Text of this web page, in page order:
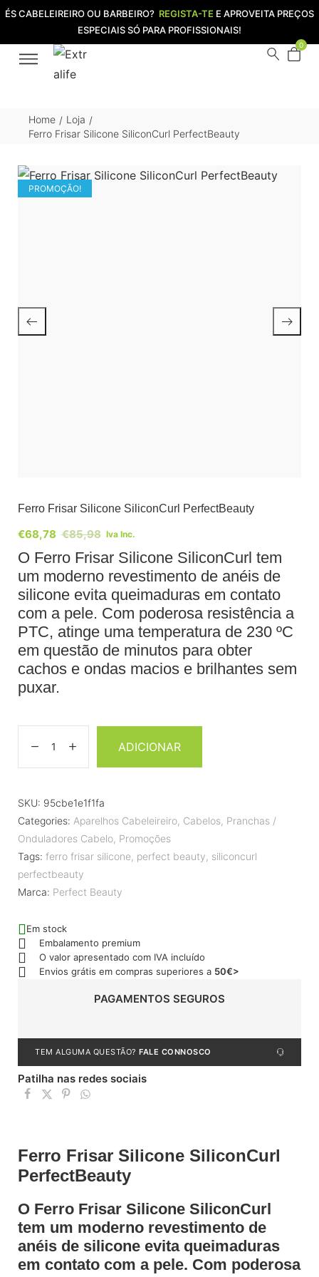
ÉS CABELEIREIRO OU BARBEIRO? REGISTA-TE E APROVEITA PREÇOS
ESPECIAIS SÓ PARA PROFISSIONAIS!
0
Home / Loja /
Ferro Frisar Silicone SiliconCurl PerfectBeauty
PROMOÇÃO!
Ferro Frisar Silicone SiliconCurl PerfectBeauty
€85,98
€68,78 Iva Inc.
O Ferro Frisar Silicone SiliconCurl tem
um moderno revestimento de anéis de
silicone evita queimaduras em contato
com a pele. Com poderosa resistência a
PTC, atinge uma temperatura de 230 ºC
em questão de minutos para obter
cachos e ondas macios e brilhantes sem
puxar.
ADICIONAR
SKU: 95cbe1e1f1fa
Categories: Aparelhos Cabeleireiro, Cabelos, Pranchas /
Onduladores Cabelo, Promoções
Tags: ferro frisar silicone, perfect beauty, siliconcurl
perfectbeauty
Marca: Perfect Beauty
Em stock
Embalamento premium
O valor apresentado com IVA incluído
Envios grátis em compras superiores a 50€>
PAGAMENTOS SEGUROS
TEM ALGUMA QUESTÃO? FALE CONNOSCO
Patilha nas redes sociais
Ferro Frisar Silicone SiliconCurl
PerfectBeauty
O Ferro Frisar Silicone SiliconCurl
tem um moderno revestimento de
anéis de silicone evita queimaduras
em contato com a pele. Com poderosa